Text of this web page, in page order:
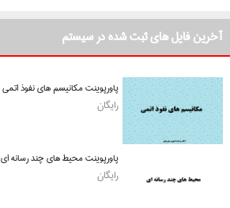
آخرین فایل های ثبت شده در سیستم
پاورپوینت مکانیسم های نفوذ اتمی
رایگان
پاورپوینت محیط های چند رسانه ای
رایگان